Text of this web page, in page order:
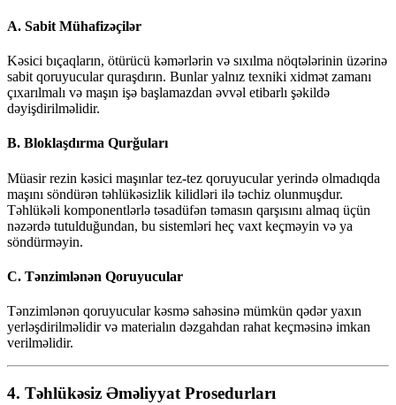
A. Sabit Mühafizəçilər
Kəsici bıçaqların, ötürücü kəmərlərin və sıxılma nöqtələrinin üzərinə
sabit qoruyucular quraşdırın. Bunlar yalnız texniki xidmət zamanı
çıxarılmalı və maşın işə başlamazdan əvvəl etibarlı şəkildə
dəyişdirilməlidir.
B. Bloklaşdırma Qurğuları
Müasir rezin kəsici maşınlar tez-tez qoruyucular yerində olmadıqda
maşını söndürən təhlükəsizlik kilidləri ilə təchiz olunmuşdur.
Təhlükəli komponentlərlə təsadüfən təmasın qarşısını almaq üçün
nəzərdə tutulduğundan, bu sistemləri heç vaxt keçməyin və ya
söndürməyin.
C. Tənzimlənən Qoruyucular
Tənzimlənən qoruyucular kəsmə sahəsinə mümkün qədər yaxın
yerləşdirilməlidir və materialın dəzgahdan rahat keçməsinə imkan
verilməlidir.
4. Təhlükəsiz Əməliyyat Prosedurları